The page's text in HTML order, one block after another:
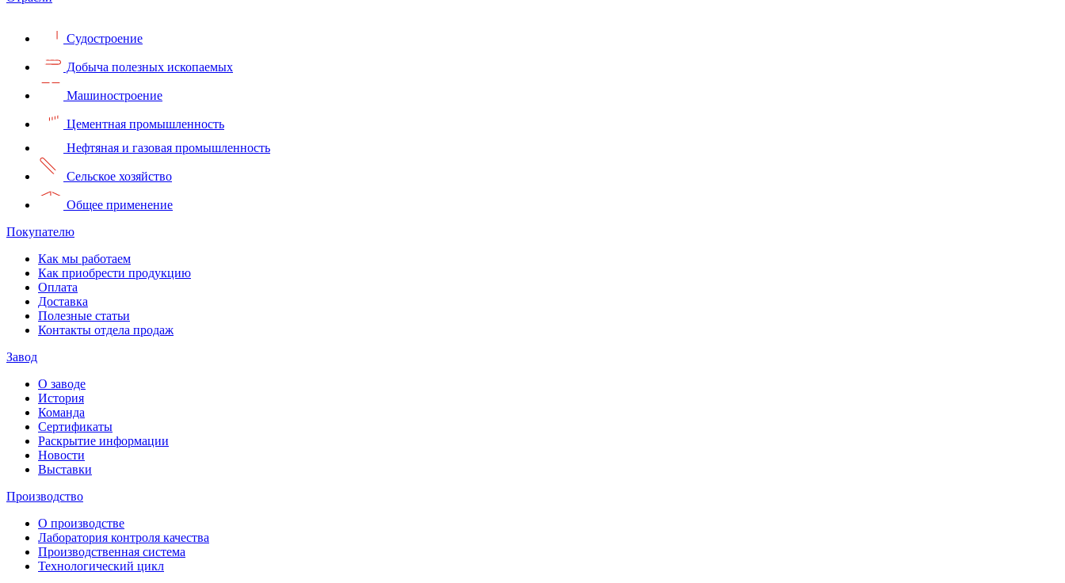
Судостроение
Добыча полезных ископаемых
Машиностроение
Цементная промышленность
Нефтяная и газовая промышленность
Сельское хозяйство
Общее применение
Покупателю
Как мы работаем
Как приобрести продукцию
Оплата
Доставка
Полезные статьи
Контакты отдела продаж
Завод
О заводе
История
Команда
Сертификаты
Раскрытие информации
Новости
Выставки
Производство
О производстве
Лаборатория контроля качества
Производственная система
Технологический цикл